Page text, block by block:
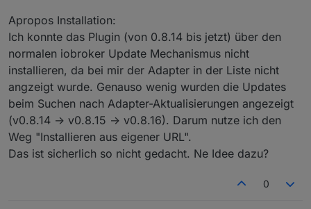
Apropos Installation:
Ich konnte das Plugin (von 0.8.14 bis jetzt) über den
normalen iobroker Update Mechanismus nicht
installieren, da bei mir der Adapter in der Liste nicht
angzeigt wurde. Genauso wenig wurden die Updates
beim Suchen nach Adapter-Aktualisierungen angezeigt
(v0.8.14 -> v0.8.15 -> v0.8.16). Darum nutze ich den
Weg "Installieren aus eigener URL".
Das ist sicherlich so nicht gedacht. Ne Idee dazu?
0